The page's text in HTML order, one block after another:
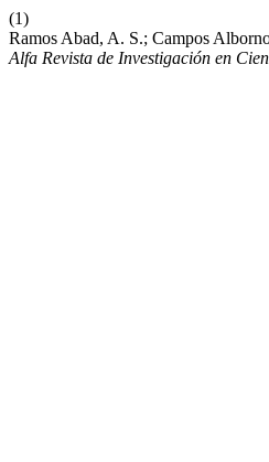
(1)
Ramos Abad, A. S.; Campos
Alfa Revista de Investigación en